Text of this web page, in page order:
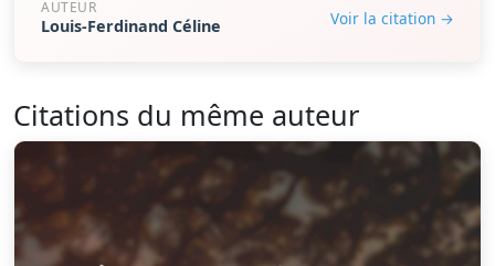
AUTEUR
Louis-Ferdinand Céline Voir la citation →
Citations du même auteur